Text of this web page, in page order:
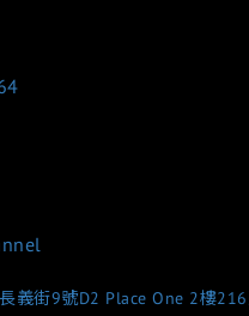
義街9號D2 Place One 2樓